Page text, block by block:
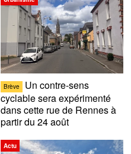
Brève
Un contre-sens
cyclable sera expérimenté
dans cette rue de Rennes à
partir du 24 août
Actu